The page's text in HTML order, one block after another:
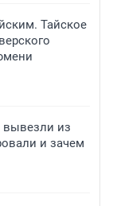
Тайское
вывезли из
и зачем